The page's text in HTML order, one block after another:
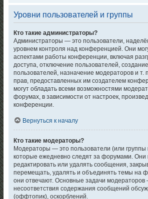
Уровни пользователей и группы
Кто такие администраторы?
Администраторы — это пользователи,
уровнем контроля над конференцией. Они
аспектами работы конференции, включая
доступа, отключение пользователей,
пользователей, назначение модераторов и т.
прав, предоставленных им создателем
могут обладать всеми возможностями
форумах, в зависимости от настроек,
конференции.
Вернуться к началу
Кто такие модераторы?
Модераторы — это пользователи (или группы
которые ежедневно следят за форумами.
редактировать или удалять сообщения,
перемещать, удалять и объединять темы на
они отвечают. Основные задачи модераторов
несоответствия содержания сообщений
(оффтопик), оскорблений.